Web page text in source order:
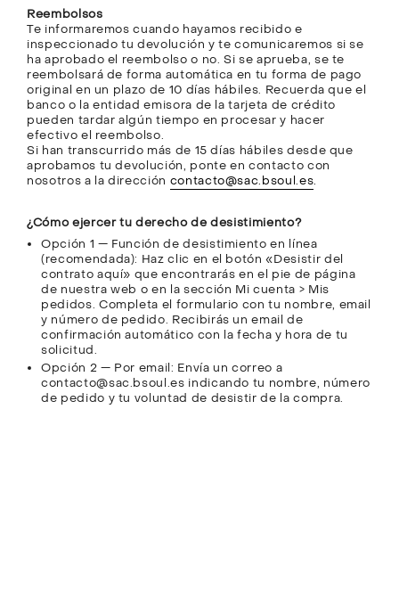
Reembolsos
Te informaremos cuando hayamos recibido e
inspeccionado tu devolución y te comunicaremos si se
ha aprobado el reembolso o no. Si se aprueba, se te
reembolsará de forma automática en tu forma de pago
original en un plazo de 10 días hábiles. Recuerda que el
banco o la entidad emisora de la tarjeta de crédito
pueden tardar algún tiempo en procesar y hacer
efectivo el reembolso.
Si han transcurrido más de 15 días hábiles desde que
aprobamos tu devolución, ponte en contacto con
nosotros a la dirección contacto@sac.bsoul.es.
¿Cómo ejercer tu derecho de desistimiento?
Opción 1 — Función de desistimiento en línea
(recomendada): Haz clic en el botón «Desistir del
contrato aquí» que encontrarás en el pie de página
de nuestra web o en la sección Mi cuenta > Mis
pedidos. Completa el formulario con tu nombre, email
y número de pedido. Recibirás un email de
confirmación automático con la fecha y hora de tu
solicitud.
Opción 2 — Por email: Envía un correo a
contacto@sac.bsoul.es indicando tu nombre, número
de pedido y tu voluntad de desistir de la compra.